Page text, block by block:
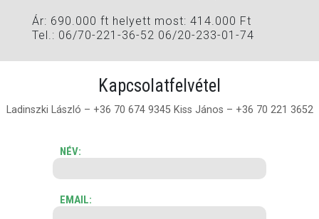
Ár: 690.000 ft helyett most: 414.000 Ft
Tel.: 06/70-221-36-52 06/20-233-01-74
Kapcsolatfelvétel
Ladinszki László – +36 70 674 9345 Kiss János – +36 70 221 3652
NÉV:
EMAIL: